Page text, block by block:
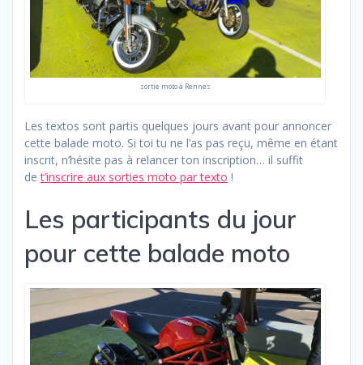
sortie moto à Rennes
Les textos sont partis quelques jours avant pour annoncer
cette balade moto. Si toi tu ne l’as pas reçu, même en étant
inscrit, n’hésite pas à relancer ton inscription… il suffit
det’inscrire aux sorties moto par texto !
Les participants du jour
pour cette balade moto